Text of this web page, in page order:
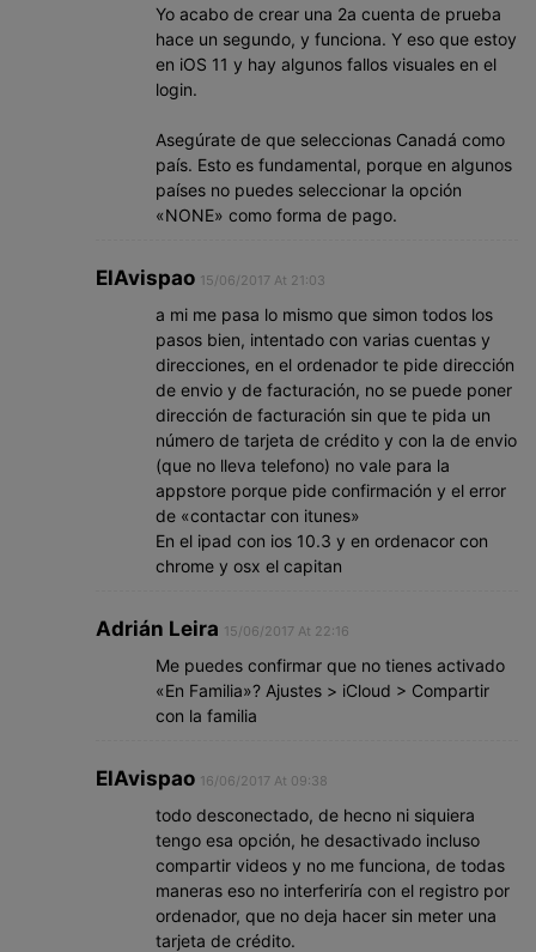
Yo acabo de crear una 2a cuenta de prueba
hace un segundo, y funciona. Y eso que estoy
en iOS 11 y hay algunos fallos visuales en el
login.
Asegúrate de que seleccionas Canadá como
país. Esto es fundamental, porque en algunos
países no puedes seleccionar la opción
«NONE» como forma de pago.
ElAvispao 15/06/2017 At 21:03
a mi me pasa lo mismo que simon todos los
pasos bien, intentado con varias cuentas y
direcciones, en el ordenador te pide dirección
de envio y de facturación, no se puede poner
dirección de facturación sin que te pida un
número de tarjeta de crédito y con la de envio
(que no lleva telefono) no vale para la
appstore porque pide confirmación y el error
de «contactar con itunes»
En el ipad con ios 10.3 y en ordenacor con
chrome y osx el capitan
Adrián Leira 15/06/2017 At 22:16
Me puedes confirmar que no tienes activado
«En Familia»? Ajustes > iCloud > Compartir
con la familia
ElAvispao 16/06/2017 At 09:38
todo desconectado, de hecno ni siquiera
tengo esa opción, he desactivado incluso
compartir videos y no me funciona, de todas
maneras eso no interferiría con el registro por
ordenador, que no deja hacer sin meter una
tarjeta de crédito.